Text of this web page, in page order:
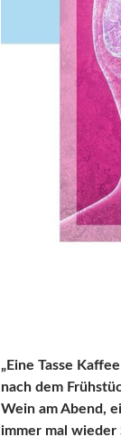
„Eine Tasse
nach dem
Wein am Abend,
immer mal